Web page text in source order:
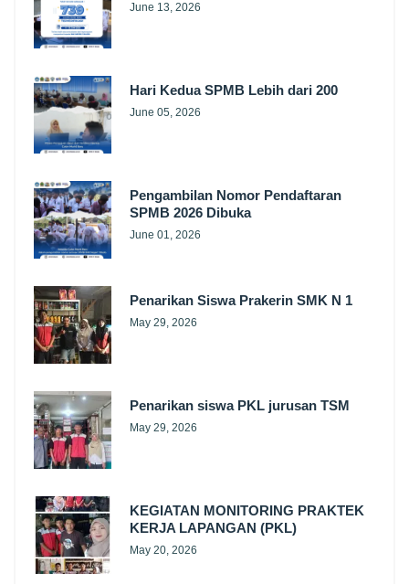
June 13, 2026
Hari Kedua SPMB Lebih dari 200
June 05, 2026
Pengambilan Nomor Pendaftaran
SPMB 2026 Dibuka
June 01, 2026
Penarikan Siswa Prakerin SMK N 1
May 29, 2026
Penarikan siswa PKL jurusan TSM
May 29, 2026
KEGIATAN MONITORING PRAKTEK
KERJA LAPANGAN (PKL)
May 20, 2026